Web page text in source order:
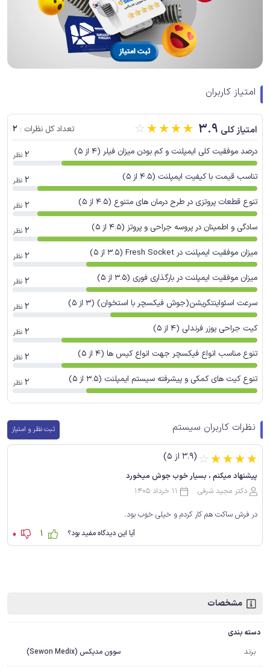
امتیاز کاربران
امتیاز کلی 3.9
☆☆☆☆☆ تعداد کل نظرات : 2
درصد موفقیت کلی ایمپلنت و کم بودن میزان فیلر (4 از 5) 2 نظر
تناسب قیمت با کیفیت ایمپلنت (4.5 از 5) 2 نظر
تنوع قطعات پروتزی در طرح درمان های متنوع (4.5 از 5) 2 نظر
سادگی و اطمینان در پروسه جراحی و پروتز (4.5 از 5) 2 نظر
میزان موفقیت ایمپلنت در Fresh Socket (3.5 از 5) 2 نظر
میزان موفقیت ایمپلنت در بارگذاری فوری (3.5 از 5) 2 نظر
سرعت اسئواینتگریشن(جوش فیکسچر با استخوان) (3 از 5) 2 نظر
کیت جراحی یوزر فرندلی (4 از 5) 2 نظر
تنوع مناسب انواع فیکسچر جهت انواع کیس ها (4 از 5) 2 نظر
تنوع کیت های کمکی و پیشرفته سیستم ایمپلنت (3.5 از 5) 2 نظر
نظرات کاربران سیستم ثبت نظر و امتیاز
(3.9 از 5) ☆☆☆☆☆
پیشنهاد میکنم ، بسیار خوب جوش میخورد
دکتر مجید شرفی
11 خرداد 1405
در فرش ساکت هم کار کردم و خیلی خوب بود.
آیا این دیدگاه مفید بود؟ 1
0
مشخصات
دسته بندی
برند
سوون مدیکس (Sewon Medix)